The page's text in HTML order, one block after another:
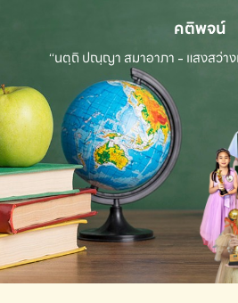
คติพจน์
“นตฺถิ ปณฺญา สมาอาภา - แสงสว่า